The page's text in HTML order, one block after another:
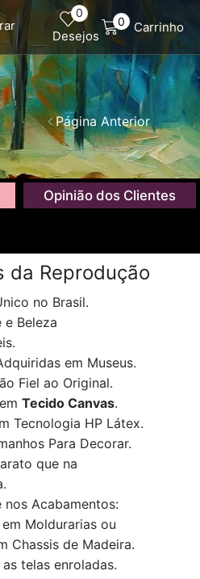
0
Desejos
0 Carrinho
Página Anterior
Opinião dos Clientes
da Reprodução
no Brasil.
Beleza
em Museus.
Fiel ao Original.
Tecido Canvas.
Tecnologia HP Látex.
Para Decorar.
que na
nos Acabamentos:
Moldurarias ou
Chassis de Madeira.
telas enroladas.